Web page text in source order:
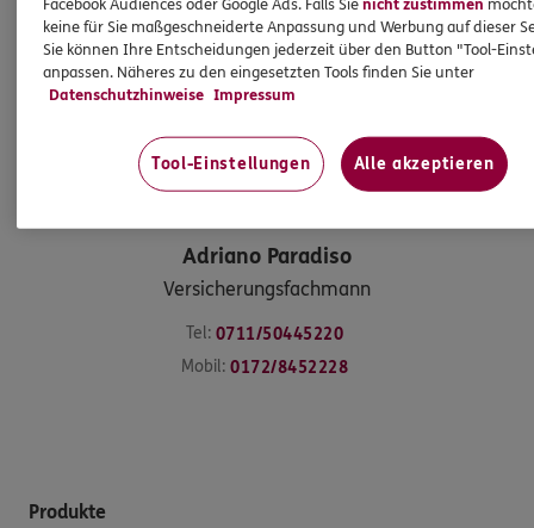
Adriano Paradiso
Versicherungsfachmann
Tel: 0711/50445220
Mobil: 0172/8452228
Produkte
Facebook Audiences oder Google Ads. Falls Sienicht zustimmen
keine für Sie maßgeschneiderte Anpassung und Werbung auf dieser
Sie können Ihre Entscheidungen jederzeit über den Button "Tool-
anpassen. Näheres zu den eingesetzten Tools finden Sie unter
Datenschutzhinweise Impressum
Tool-Einstellungen Alle akzeptieren